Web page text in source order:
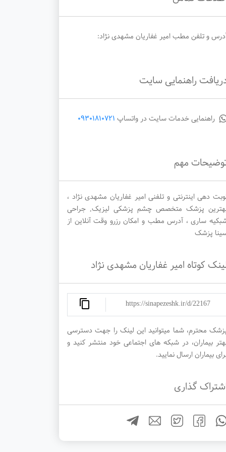
و تلفن مطب امیر غفاریان مشهدی نژاد:
راهنمایی سایت
راهنمایی خدمات سایت در واتساپ 09301810721
مهم
دهی اینترنتی و تلفنی امیر غفاریان مشهدی نژاد ،
پزشک متخصص چشم پزشکی لیزیک, جراحی
ساری ، آدرس مطب و امکان رزرو وقت آنلاین از
پزشک
کوتاه امیر غفاریان مشهدی نژاد
https://sinapezeshk.ir/d/22167
محترم، شما میتوانید این لینک را جهت دسترسی
بیماران، در شبکه های اجتماعی خود منتشر کنید و
بیماران ارسال نمایید.
گذاری